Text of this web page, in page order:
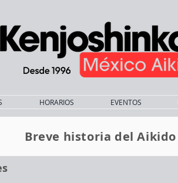
HORARIOS EVENTOS
Breve historia del Aikido